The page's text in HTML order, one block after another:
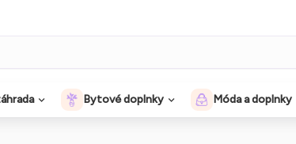
Bytové doplnky Móda a doplnky